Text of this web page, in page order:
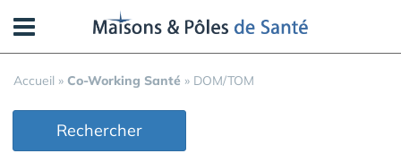
Accueil » Co-Working Santé » DOM/TOM
Rechercher
Panneau de gestion des cookies